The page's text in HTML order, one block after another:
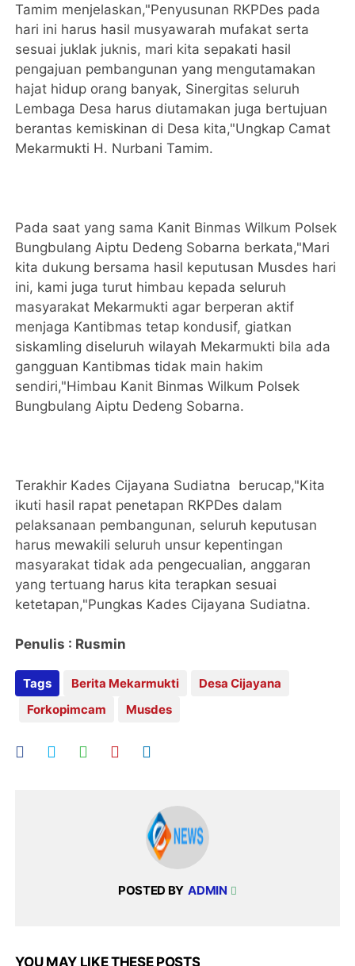
Tamim menjelaskan,"Penyusunan RKPDes pada
hari ini harus hasil musyawarah mufakat serta
sesuai juklak juknis, mari kita sepakati hasil
pengajuan pembangunan yang mengutamakan
hajat hidup orang banyak, Sinergitas seluruh
Lembaga Desa harus diutamakan juga bertujuan
berantas kemiskinan di Desa kita,"Ungkap Camat
Mekarmukti H. Nurbani Tamim.
Pada saat yang sama Kanit Binmas Wilkum Polsek
Bungbulang Aiptu Dedeng Sobarna berkata,"Mari
kita dukung bersama hasil keputusan Musdes hari
ini, kami juga turut himbau kepada seluruh
masyarakat Mekarmukti agar berperan aktif
menjaga Kantibmas tetap kondusif, giatkan
siskamling diseluruh wilayah Mekarmukti bila ada
gangguan Kantibmas tidak main hakim
sendiri,"Himbau Kanit Binmas Wilkum Polsek
Bungbulang Aiptu Dedeng Sobarna.
Terakhir Kades Cijayana Sudiatna berucap,"Kita
ikuti hasil rapat penetapan RKPDes dalam
pelaksanaan pembangunan, seluruh keputusan
harus mewakili seluruh unsur kepentingan
masyarakat tidak ada pengecualian, anggaran
yang tertuang harus kita terapkan sesuai
ketetapan,"Pungkas Kades Cijayana Sudiatna.
Penulis : Rusmin
Tags Berita Mekarmukti
Desa Cijayana
Forkopimcam
Musdes
POSTED BY ADMIN
YOU MAY LIKE THESE POSTS